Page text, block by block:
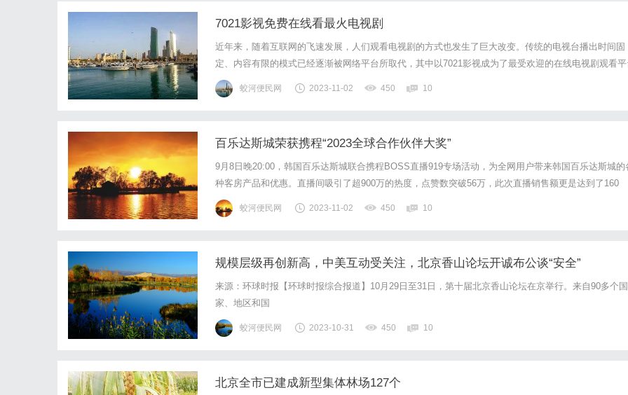
7021影视免费在线看最火电视剧
近年来，随着互联网的飞速发展，人们观看电视剧的方式也发生了巨大改变。传统的电视台播出时间固
定、内容有限的模式已经逐渐被网络平台所取代，其中以7021影视成为了最受欢迎的在线电视剧观看平
之一。7021影视免费在线看最火电视剧，吸引了无数观众的关注和喜爱。这个平台提供了各种各样的电
剧资源，无论是热门的都市爱情剧、悬疑烧脑剧，还是古装宫斗剧、历史传奇剧，都能在...
蛟河便民网 2023-11-02 450 10
百乐达斯城荣获携程“2023全球合作伙伴大奖”
9月8日晚20:00，韩国百乐达斯城联合携程BOSS直播919专场活动，为全网用户带来韩国百乐达斯城的
种客房产品和优惠。直播间吸引了超900万的热度，点赞数突破56万，此次直播销售额更是达到了160
万。创下了韩国百乐达斯城上半年的最高业绩。这一成果不仅彰显了百乐达斯城的奢华定位，也赢得了
程集团的高度赞誉。在新加坡举办的“2023携程集团全球合作伙伴峰会”...
蛟河便民网 2023-11-02 450 10
规模层级再创新高，中美互动受关注，北京香山论坛开诚布公谈“安全”
来源：环球时报【环球时报综合报道】10月29日至31日，第十届北京香山论坛在京举行。来自90多个国
家、地区和国
蛟河便民网 2023-10-31 450 10
北京全市已建成新型集体林场127个